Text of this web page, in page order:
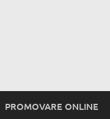
PROMOVARE ONLINE